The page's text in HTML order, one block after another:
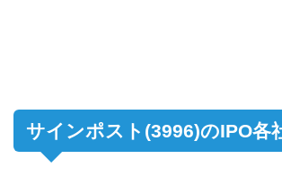
サインポスト(3996)のIPO各